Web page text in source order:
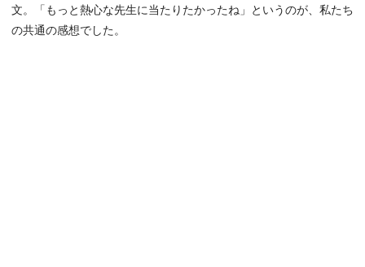
文。「もっと熱心な先生に当たりたかったね」というのが、私たち
の共通の感想でした。